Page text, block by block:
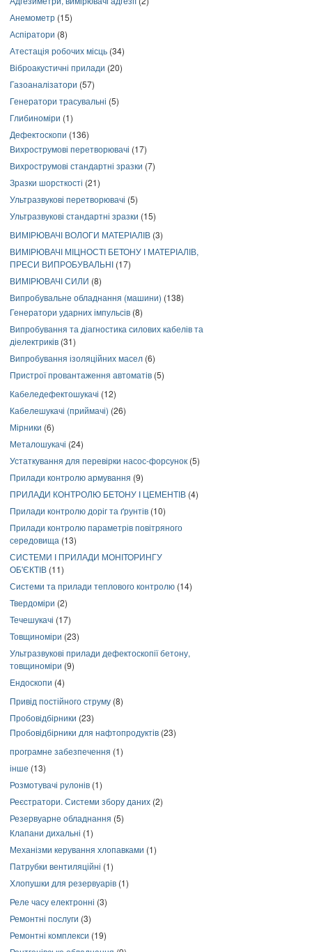
Анемометр (15)
Аспіратори (8)
Атестація робочих місць (34)
Віброакустичні прилади (20)
Газоаналізатори (57)
Генератори трасувальні (5)
Глибиноміри (1)
Дефектоскопи (136)
Вихрострумові перетворювачі (17)
Вихрострумові стандартні зразки (7)
Зразки шорсткості (21)
Ультразвукові перетворювачі (5)
Ультразвукові стандартні зразки (15)
ВИМІРЮВАЧІ ВОЛОГИ МАТЕРІАЛІВ (3)
ВИМІРЮВАЧІ МІЦНОСТІ БЕТОНУ І МАТЕРІАЛІВ,
ПРЕСИ ВИПРОБУВАЛЬНІ (17)
ВИМІРЮВАЧІ СИЛИ (8)
Випробувальне обладнання (машини) (138)
Генератори ударних імпульсів (8)
Випробування та діагностика силових кабелів та
діелектриків (31)
Випробування ізоляційних масел (6)
Пристрої провантаження автоматів (5)
Кабеледефектошукачі (12)
Кабелешукачі (приймачі) (26)
Мірники (6)
Металошукачі (24)
Устаткування для перевірки насос-форсунок (5)
Прилади контролю армування (9)
ПРИЛАДИ КОНТРОЛЮ БЕТОНУ І ЦЕМЕНТІВ (4)
Прилади контролю доріг та ґрунтів (10)
Прилади контролю параметрів повітряного
середовища (13)
СИСТЕМИ І ПРИЛАДИ МОНІТОРИНГУ
ОБ'ЄКТІВ (11)
Системи та прилади теплового контролю (14)
Твердоміри (2)
Течешукачі (17)
Товщиноміри (23)
Ультразвукові прилади дефектоскопії бетону,
товщиноміри (9)
Ендоскопи (4)
Привід постійного струму (8)
Пробовідбірники (23)
Пробовідбірники для нафтопродуктів (23)
програмне забезпечення (1)
інше (13)
Розмотувачі рулонів (1)
Реєстратори. Системи збору даних (2)
Резервуарне обладнання (5)
Клапани дихальні (1)
Механізми керування хлопавками (1)
Патрубки вентиляційні (1)
Хлопушки для резервуарів (1)
Реле часу електронні (3)
Ремонтні послуги (3)
Ремонтні комплекси (19)